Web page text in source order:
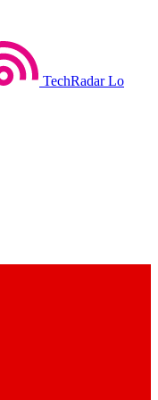
TechRadar Lo